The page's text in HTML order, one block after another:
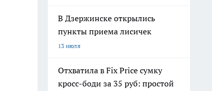
В Дзержинске открылись
пункты приема лисичек
13 июля
Отхватила в Fix Price сумку
кросс-боди за 35 руб: простой